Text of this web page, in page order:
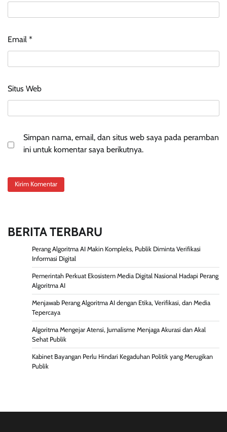
Email *
Situs Web
Simpan nama, email, dan situs web saya pada peramban
ini untuk komentar saya berikutnya.
BERITA TERBARU
Perang Algoritma AI Makin Kompleks, Publik Diminta Verifikasi
Informasi Digital
Pemerintah Perkuat Ekosistem Media Digital Nasional Hadapi Perang
Algoritma AI
Menjawab Perang Algoritma AI dengan Etika, Verifikasi, dan Media
Tepercaya
Algoritma Mengejar Atensi, Jurnalisme Menjaga Akurasi dan Akal
Sehat Publik
Kabinet Bayangan Perlu Hindari Kegaduhan Politik yang Merugikan
Publik